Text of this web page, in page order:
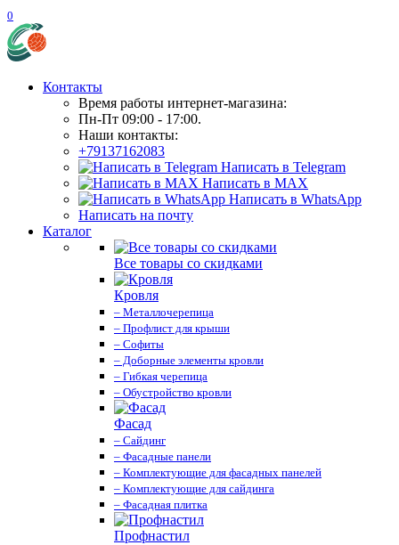
0
Контакты
Время работы интернет-магазина:
Пн-Пт 09:00 - 17:00.
Наши контакты:
+79137162083
Написать в Telegram
Написать в MAX
Написать в WhatsApp
Написать на почту
Каталог
Все товары со скидками
Кровля
– Металлочерепица
– Профлист для крыши
– Софиты
– Доборные элементы кровли
– Гибкая черепица
– Обустройство кровли
Фасад
– Сайдинг
– Фасадные панели
– Комплектующие для фасадных панелей
– Комплектующие для сайдинга
– Фасадная плитка
Профнастил